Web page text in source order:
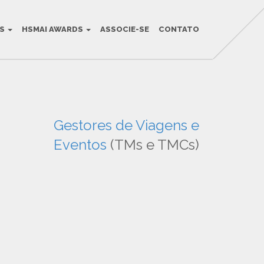
HSMAI AWARDS ASSOCIE-SE CONTATO
Gestores de Viagens e
Eventos (TMs e TMCs)